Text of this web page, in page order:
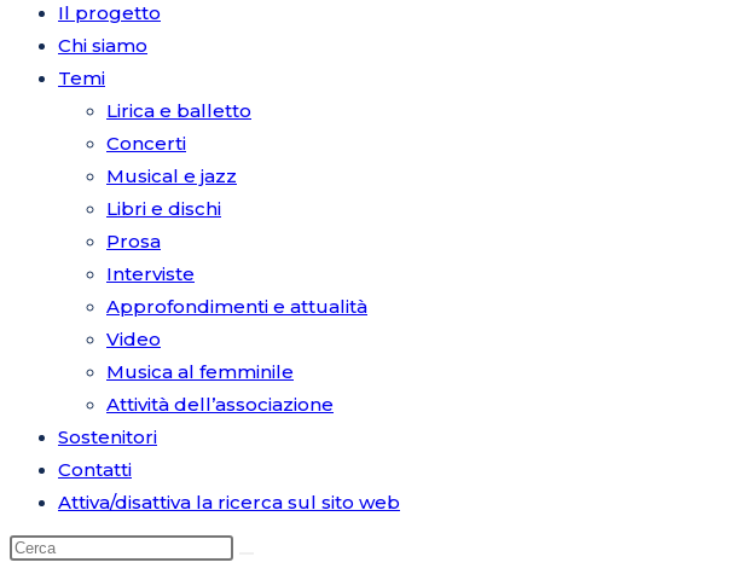
Il progetto
Chi siamo
Temi
Lirica e balletto
Concerti
Musical e jazz
Libri e dischi
Prosa
Interviste
Approfondimenti e attualità
Video
Musica al femminile
Attività dell’associazione
Sostenitori
Contatti
Attiva/disattiva la ricerca sul sito web